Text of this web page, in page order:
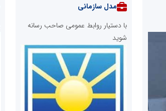
مدل سازمانی
با دستیار روابط عمومی صاحب رسانه
شوید